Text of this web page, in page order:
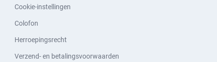
Cookie-instellingen
Colofon
Herroepingsrecht
Verzend- en betalingsvoorwaarden